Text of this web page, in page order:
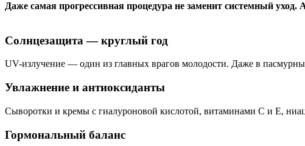
Даже самая прогрессивная процедура не заменит системный
Солнцезащита — круглый год
UV-излучение — один из главных врагов молодости. Даже в
Увлажнение и антиоксиданты
Сыворотки и кремы с гиалуроновой кислотой, витаминами С и Е,
Гормональный баланс